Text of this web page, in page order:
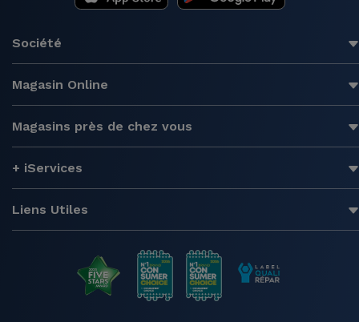
Société
Magasin Online
Magasins près de chez vous
+ iServices
Liens Utiles